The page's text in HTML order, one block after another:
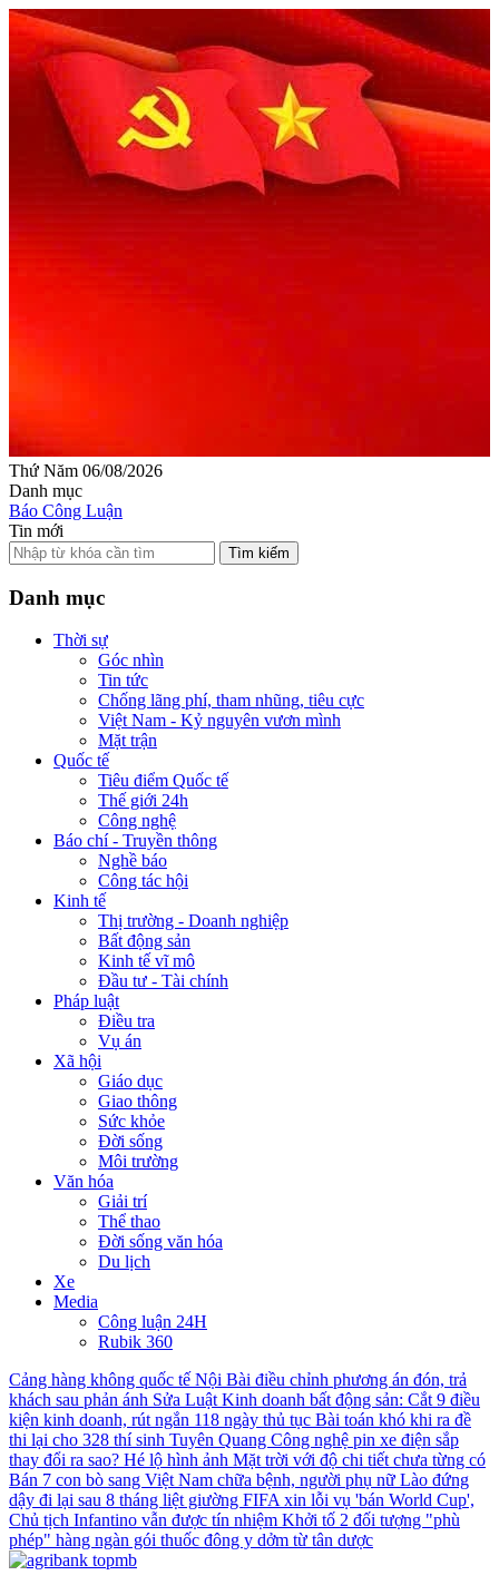
Thứ Năm 06/08/2026
Danh mục
Báo Công Luận
Tin mới
Tìm kiếm
Danh mục
Thời sự
Góc nhìn
Tin tức
Chống lãng phí, tham nhũng, tiêu cực
Việt Nam - Kỷ nguyên vươn mình
Mặt trận
Quốc tế
Tiêu điểm Quốc tế
Thế giới 24h
Công nghệ
Báo chí - Truyền thông
Nghề báo
Công tác hội
Kinh tế
Thị trường - Doanh nghiệp
Bất động sản
Kinh tế vĩ mô
Đầu tư - Tài chính
Pháp luật
Điều tra
Vụ án
Xã hội
Giáo dục
Giao thông
Sức khỏe
Đời sống
Môi trường
Văn hóa
Giải trí
Thể thao
Đời sống văn hóa
Du lịch
Xe
Media
Công luận 24H
Rubik 360
Cảng hàng không quốc tế Nội Bài điều chỉnh phương án đón, trả
khách sau phản ánh Sửa Luật Kinh doanh bất động sản: Cắt 9 điều
kiện kinh doanh, rút ngắn 118 ngày thủ tục Bài toán khó khi ra đề
thi lại cho 328 thí sinh Tuyên Quang Công nghệ pin xe điện sắp
thay đổi ra sao? Hé lộ hình ảnh Mặt trời với độ chi tiết chưa từng có
Bán 7 con bò sang Việt Nam chữa bệnh, người phụ nữ Lào đứng
dậy đi lại sau 8 tháng liệt giường FIFA xin lỗi vụ 'bán World Cup',
Chủ tịch Infantino vẫn được tín nhiệm Khởi tố 2 đối tượng "phù
phép" hàng ngàn gói thuốc đông y dởm từ tân dược